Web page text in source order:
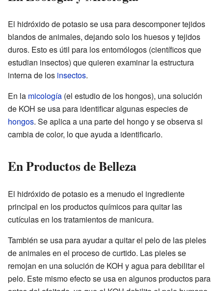
El hidróxido de potasio se usa para descomponer tejidos
blandos de animales, dejando solo los huesos y tejidos
duros. Esto es útil para los entomólogos (científicos que
estudian insectos) que quieren examinar la estructura
interna de los insectos.
En la micología (el estudio de los hongos), una solución
de KOH se usa para identificar algunas especies de
hongos. Se aplica a una parte del hongo y se observa si
cambia de color, lo que ayuda a identificarlo.
En Productos de Belleza
El hidróxido de potasio es a menudo el ingrediente
principal en los productos químicos para quitar las
cutículas en los tratamientos de manicura.
También se usa para ayudar a quitar el pelo de las pieles
de animales en el proceso de curtido. Las pieles se
remojan en una solución de KOH y agua para debilitar el
pelo. Este mismo efecto se usa en algunos productos para